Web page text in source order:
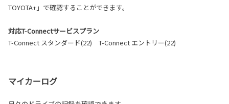
TOYOTA+」で確認することができます。
対応T-Connectサービスプラン
T-Connect スタンダード(22) T-Connect エントリー(22)
マイカーログ